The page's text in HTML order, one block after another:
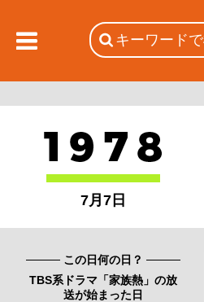
7月7日
この日何の日？
TBS系ドラマ「家族熱」の放
送が始まった日